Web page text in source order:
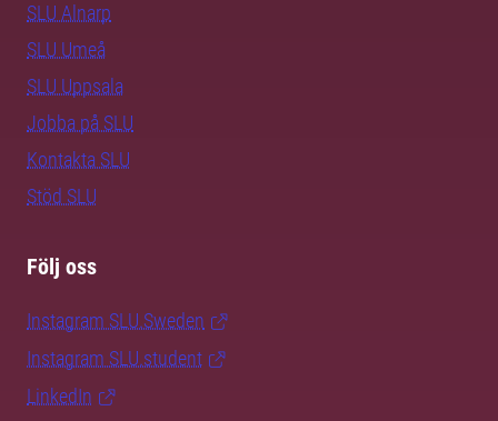
SLU Alnarp
SLU Umeå
SLU Uppsala
Jobba på SLU
Kontakta SLU
Stöd SLU
Följ oss
Instagram SLU.Sweden
Instagram SLU.student
LinkedIn